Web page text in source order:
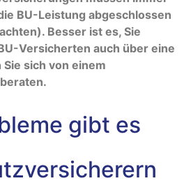
BU-Leistung abgeschlossen
Besser ist es, Sie
Versicherten auch über eine
Sie sich von einem
gibt es